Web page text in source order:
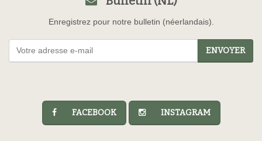
Enregistrez pour notre bulletin (néerlandais).
ENVOYER
FACEBOOK INSTAGRAM